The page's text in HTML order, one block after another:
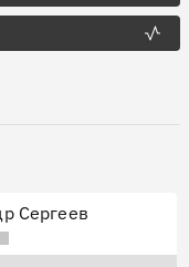
Сергеев